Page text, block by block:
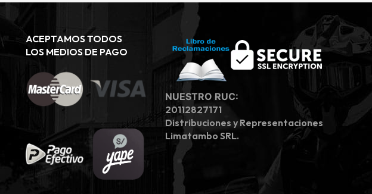
ACEPTAMOS TODOS
LOS MEDIOS DE PAGO
NUESTRO RUC:
20112827171
Distribuciones y Representaciones
Limatambo SRL.